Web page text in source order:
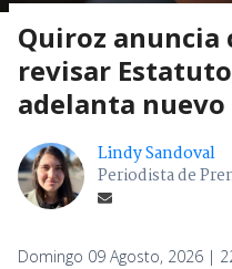
Quiroz anuncia
revisar
adelanta
Lindy Sandoval
Periodista de
Domingo 09 Agosto, 2026 |